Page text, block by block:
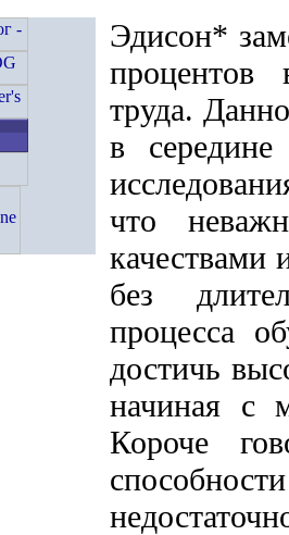
Эдисон*
процентов
труда.
в
что
качествами
без
процесса
достичь
начиная с
Короче